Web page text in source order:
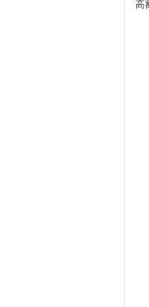
高